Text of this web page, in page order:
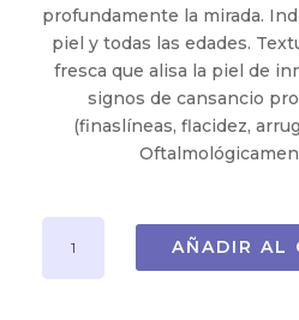
profundamente la mirada.
piel y todas las edades.
fresca que alisa la piel de
signos de cansancio
(finaslíneas, flacidez,
REPAIR
NIGHT
AÑADIR AL